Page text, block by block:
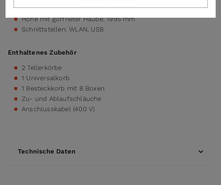
Aufstellung im Raum)
Höhe mit göffneter Haube: 1995 mm
Schnittstellen: WLAN, USB
Enthaltenes Zubehör
2 Tellerkörbe
1 Universalkorb
1 Besteckkorb mit 8 Boxen
Zu- und Ablaufschläuche
Anschlusskabel (400 V)
Technische Daten